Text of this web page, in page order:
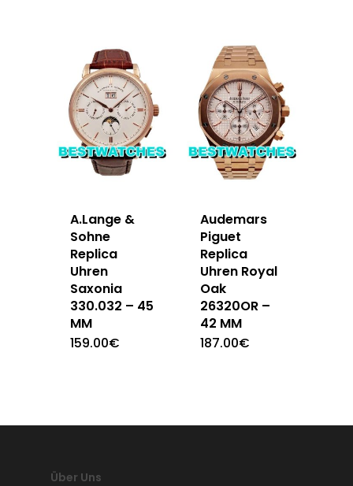
A.Lange &
Sohne
Replica
Uhren
Saxonia
330.032 – 45
MM
159.00€
Audemars
Piguet
Replica
Uhren Royal
Oak
26320OR –
42 MM
187.00€
Über Uns